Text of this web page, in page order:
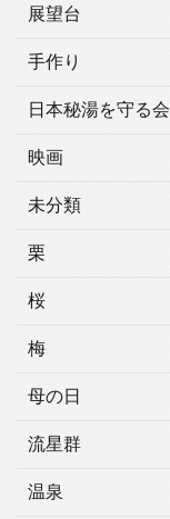
展望台
手作り
日本秘湯を守る会
映画
未分類
栗
桜
梅
母の日
流星群
温泉